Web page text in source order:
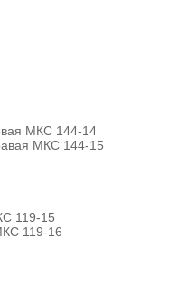
МКС 144-14
МКС 144-15
119-15
119-16